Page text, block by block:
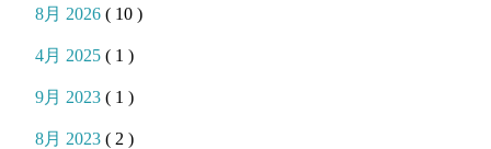
8月 2026( 10 )
4月 2025( 1 )
9月 2023( 1 )
8月 2023( 2 )